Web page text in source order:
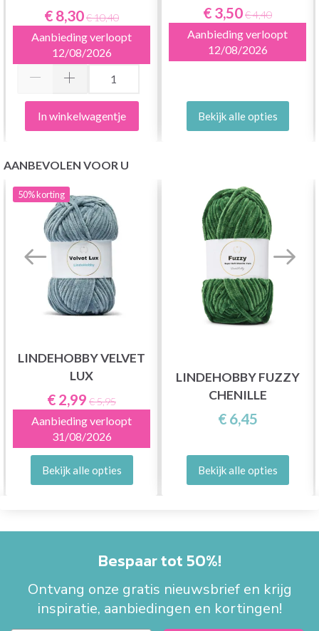
€ 8,30€ 10,40
Aanbieding verloopt
12/08/2026
In winkelwagentje
€ 3,50€ 4,40
Aanbieding verloopt
12/08/2026
Bekijk alle opties
AANBEVOLEN VOOR U
50%korting
LINDEHOBBY VELVET
LUX
€ 2,99 € 5,95
Aanbieding verloopt
31/08/2026
Bekijk alle opties
LINDEHOBBY FUZZY
CHENILLE
€ 6,45
Bekijk alle opties
Bespaar tot 50%!
Ontvang onze gratis nieuwsbrief en krijg
inspiratie, aanbiedingen en kortingen!